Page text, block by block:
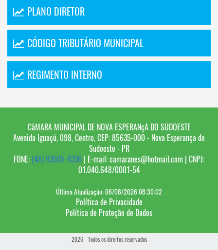
PLANO DIRETOR
CÓDIGO TRIBUTÁRIO MUNICIPAL
REGIMENTO INTERNO
CâMARA MUNICIPAL DE NOVA ESPERANçA DO SUDOESTE
Avenida Iguaçú, 098, Centro, CEP: 85635-000 - Nova Esperança do
Sudoeste - PR
FONE: (46) 93505-9336 | E-mail: camaranes@hotmail.com | CNPJ:
01.040.648/0001-54
Última Atualização: 06/08/2026 08:30:02
Política de Privacidade
Política de Proteção de Dados
2026 - Todos os direitos reservados